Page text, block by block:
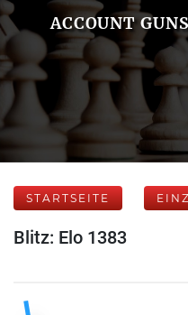
ACCOUNT
STARTSEITE
Blitz: Elo 1383